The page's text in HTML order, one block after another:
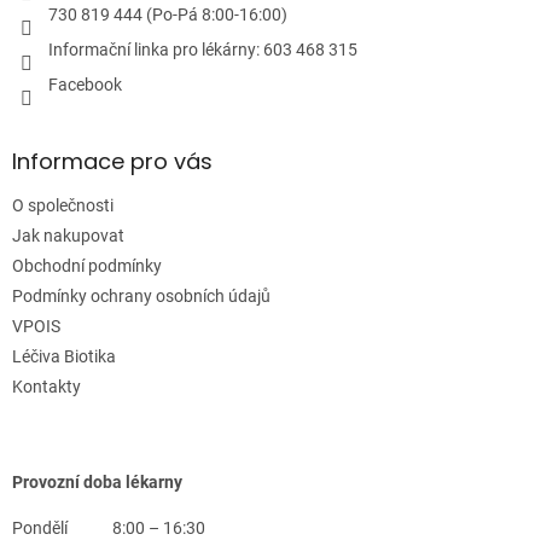
u
730 819 444 (Po-Pá 8:00-16:00)
Informační linka pro lékárny: 603 468 315
Facebook
Informace pro vás
O společnosti
Jak nakupovat
Obchodní podmínky
Podmínky ochrany osobních údajů
VPOIS
Léčiva Biotika
Kontakty
Provozní doba lékarny
Pondělí
8:00 – 16:30